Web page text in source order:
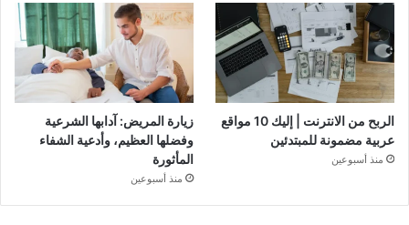
الربح من الانترنت | إليك 10 مواقع
عربية مضمونة للمبتدئين
منذ أسبوعين
زيارة المريض: آدابها الشرعية
وفضلها العظيم، وأدعية الشفاء
المأثورة
منذ أسبوعين